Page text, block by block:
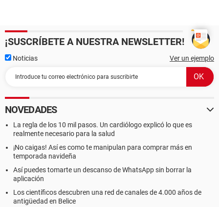
¡SUSCRÍBETE A NUESTRA NEWSLETTER!
Noticias Ver un ejemplo
NOVEDADES
La regla de los 10 mil pasos. Un cardiólogo explicó lo que es
realmente necesario para la salud
¡No caigas! Así es como te manipulan para comprar más en
temporada navideña
Así puedes tomarte un descanso de WhatsApp sin borrar la
aplicación
Los científicos descubren una red de canales de 4.000 años de
antigüedad en Belice